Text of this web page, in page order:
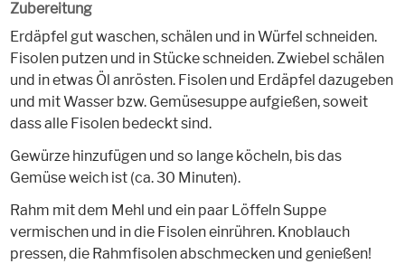
Zubereitung
Erdäpfel gut waschen, schälen und in Würfel schneiden.
Fisolen putzen und in Stücke schneiden. Zwiebel schälen
und in etwas Öl anrösten. Fisolen und Erdäpfel dazugeben
und mit Wasser bzw. Gemüsesuppe aufgießen, soweit
dass alle Fisolen bedeckt sind.
Gewürze hinzufügen und so lange köcheln, bis das
Gemüse weich ist (ca. 30 Minuten).
Rahm mit dem Mehl und ein paar Löffeln Suppe
vermischen und in die Fisolen einrühren. Knoblauch
pressen, die Rahmfisolen abschmecken und genießen!